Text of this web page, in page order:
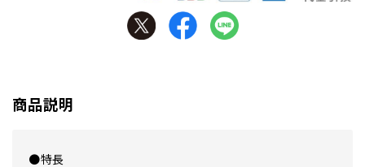
商品説明
●特長